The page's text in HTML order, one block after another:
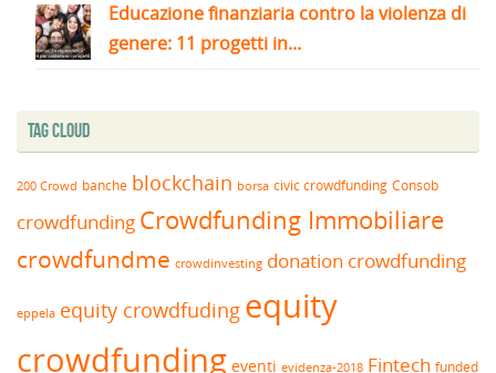
Educazione finanziaria contro la violenza di
genere: 11 progetti in...
Tag Cloud
200 Crowd banche blockchain borsa civic crowdfunding Consob
crowdfunding Crowdfunding Immobiliare
crowdfundme crowdinvesting donation crowdfunding
eppela equity crowdfuding equity
crowdfunding eventi evidenza-2018 Fintech funded